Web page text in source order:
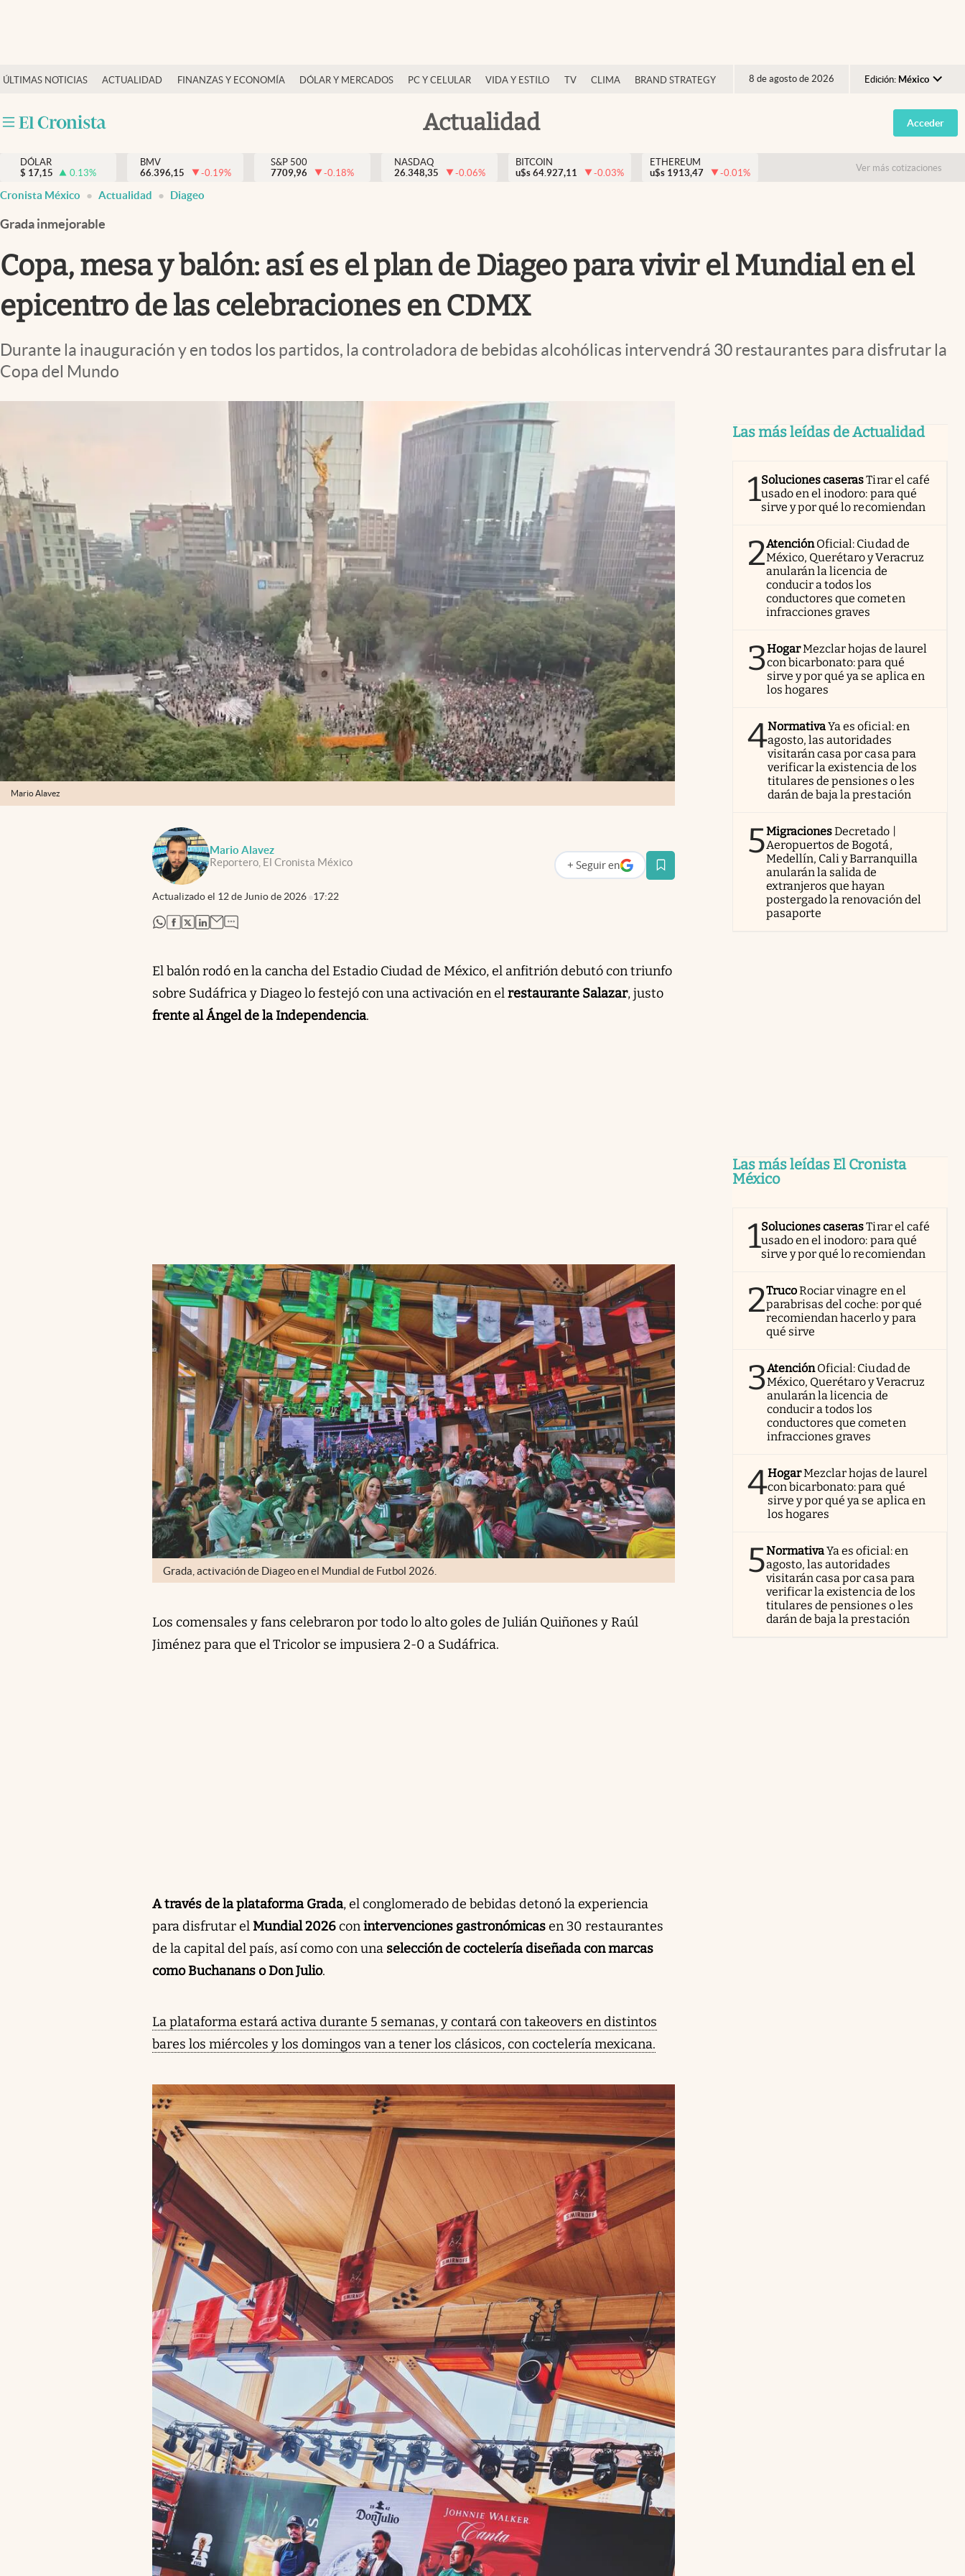
ÚLTIMAS NOTICIAS ACTUALIDAD FINANZAS Y ECONOMÍA DÓLAR Y MERCADOS PC Y CELULAR VIDA Y ESTILO TV CLIMA BRAND STRATEGY 8 de agosto de 2026 Edición: México
Argentina
España
USA
Actualidad
Actualidad
Internacionales
Opinión
Brand Strategy
Vida y estilo
Tv
Espiritualidad
Acceder
DÓLAR
$ 17,15 0.13%
BMV
66.396,15
-0.19%
S&P 500
7709,96
-0.18%
NASDAQ
26.348,35
-0.06%
BITCOIN
u$s 64.927,11 -0.03%
ETHEREUM
u$s 1913,47 -0.01% Ver más cotizaciones
Cronista México Actualidad Diageo
Grada inmejorable
Copa, mesa y balón: así es el plan de Diageo para vivir el Mundial en el
epicentro de las celebraciones en CDMX
Durante la inauguración y en todos los partidos, la controladora de bebidas alcohólicas intervendrá 30 restaurantes para disfrutar la
Copa del Mundo
Mario Alavez
Mario Alavez
Reportero, El Cronista México
Actualizado el 12 de Junio de 2026 17:22
+ Seguir en
abre en nueva pestaña
abre en nueva pestaña
abre en nueva pestaña
abre en nueva pestaña
abre en nueva pestaña
El balón rodó en la cancha del Estadio Ciudad de México, el anfitrión debutó con triunfo
sobre Sudáfrica y Diageo lo festejó con una activación en elrestaurante Salazar, justo
frente al Ángel de la Independencia.
Grada, activación de Diageo en el Mundial de Futbol 2026.
Los comensales y fans celebraron por todo lo alto goles de Julián Quiñones y Raúl
Jiménez para que el Tricolor se impusiera 2-0 a Sudáfrica.
A través de la plataforma Grada, el conglomerado de bebidas detonó la experiencia
para disfrutar elMundial 2026conintervenciones gastronómicasen 30 restaurantes
de la capital del país, así como con una selección de coctelería diseñada con marcas
como Buchanans o Don Julio.
La plataforma estará activa durante 5 semanas, y contará con takeovers en distintos
bares los miércoles y los domingos van a tener los clásicos, con coctelería mexicana.
Las más leídas de Actualidad
1Soluciones caserasTirar el café
usado en el inodoro: para qué
sirve y por qué lo recomiendan
2AtenciónOficial: Ciudad de
México, Querétaro y Veracruz
anularán la licencia de
conducir a todos los
conductores que cometen
infracciones graves
3HogarMezclar hojas de laurel
con bicarbonato: para qué
sirve y por qué ya se aplica en
los hogares
4NormativaYa es oficial: en
agosto, las autoridades
visitarán casa por casa para
verificar la existencia de los
titulares de pensiones o les
darán de baja la prestación
5MigracionesDecretado |
Aeropuertos de Bogotá,
Medellín, Cali y Barranquilla
anularán la salida de
extranjeros que hayan
postergado la renovación del
pasaporte
Las más leídas El Cronista
México
1Soluciones caserasTirar el café
usado en el inodoro: para qué
sirve y por qué lo recomiendan
2TrucoRociar vinagre en el
parabrisas del coche: por qué
recomiendan hacerlo y para
qué sirve
3AtenciónOficial: Ciudad de
México, Querétaro y Veracruz
anularán la licencia de
conducir a todos los
conductores que cometen
infracciones graves
4HogarMezclar hojas de laurel
con bicarbonato: para qué
sirve y por qué ya se aplica en
los hogares
5NormativaYa es oficial: en
agosto, las autoridades
visitarán casa por casa para
verificar la existencia de los
titulares de pensiones o les
darán de baja la prestación